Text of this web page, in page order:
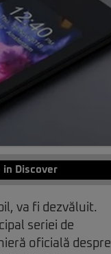
in Discover
va fi dezvăluit.
seriei de
oficială despre